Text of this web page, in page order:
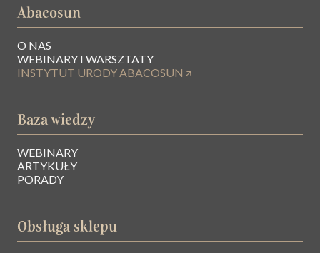
Baza wiedzy
WEBINARY
ARTYKUŁY
PORADY
Obsługa sklepu
Abacosun
O NAS
WEBINARY I WARSZTATY
INSTYTUT URODY ABACOSUN